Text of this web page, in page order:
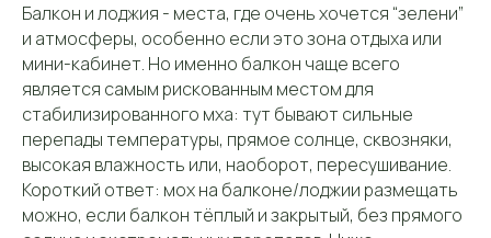
Балкон и лоджия - места, где очень хочется “зелени”
и атмосферы, особенно если это зона отдыха или
мини-кабинет. Но именно балкон чаще всего
является самым рискованным местом для
стабилизированного мха: тут бывают сильные
перепады температуры, прямое солнце, сквозняки,
высокая влажность или, наоборот, пересушивание.
Короткий ответ: мох на балконе/лоджии размещать
можно, если балкон тёплый и закрытый, без прямого